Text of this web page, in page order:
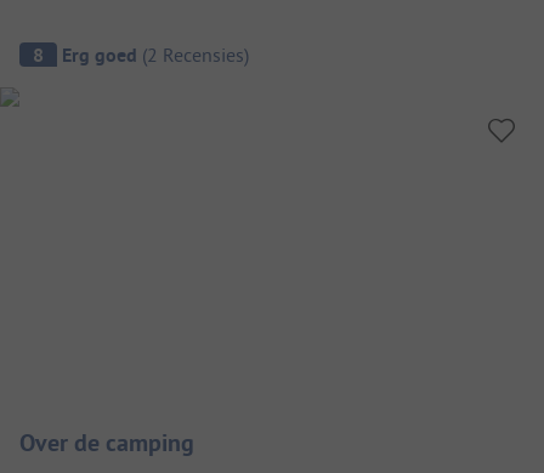
Camping overzicht
8 Erg goed (2 Recensies)
Over de camping